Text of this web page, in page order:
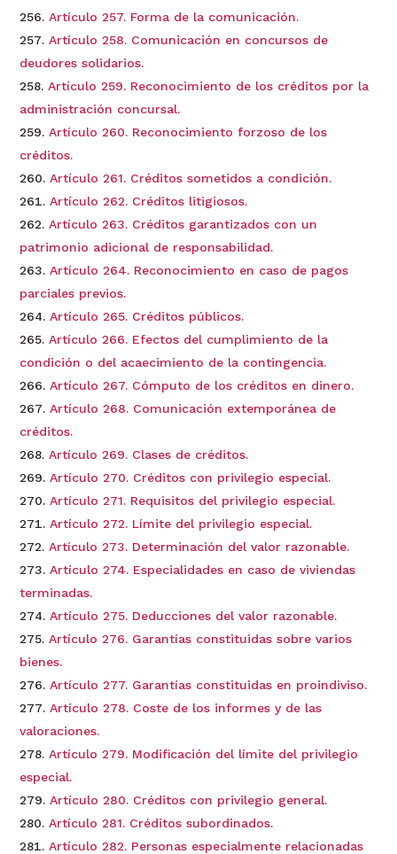
Artículo 257. Forma de la comunicación.
Artículo 258. Comunicación en concursos de
deudores solidarios.
Artículo 259. Reconocimiento de los créditos por la
administración concursal.
Artículo 260. Reconocimiento forzoso de los
créditos.
Artículo 261. Créditos sometidos a condición.
Artículo 262. Créditos litigiosos.
Artículo 263. Créditos garantizados con un
patrimonio adicional de responsabilidad.
Artículo 264. Reconocimiento en caso de pagos
parciales previos.
Artículo 265. Créditos públicos.
Artículo 266. Efectos del cumplimiento de la
condición o del acaecimiento de la contingencia.
Artículo 267. Cómputo de los créditos en dinero.
Artículo 268. Comunicación extemporánea de
créditos.
Artículo 269. Clases de créditos.
Artículo 270. Créditos con privilegio especial.
Artículo 271. Requisitos del privilegio especial.
Artículo 272. Límite del privilegio especial.
Artículo 273. Determinación del valor razonable.
Artículo 274. Especialidades en caso de viviendas
terminadas.
Artículo 275. Deducciones del valor razonable.
Artículo 276. Garantías constituidas sobre varios
bienes.
Artículo 277. Garantías constituidas en proindiviso.
Artículo 278. Coste de los informes y de las
valoraciones.
Artículo 279. Modificación del límite del privilegio
especial.
Artículo 280. Créditos con privilegio general.
Artículo 281. Créditos subordinados.
Artículo 282. Personas especialmente relacionadas